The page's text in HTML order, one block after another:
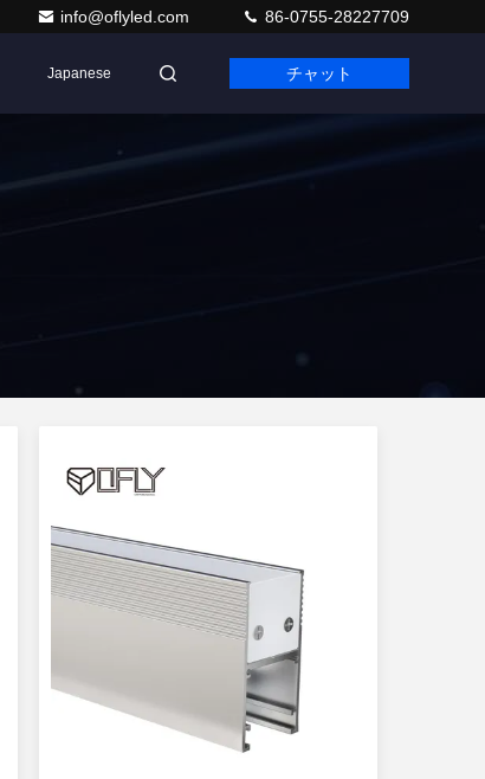
info@oflyled.com 86-0755-28227709
Japanese チャット